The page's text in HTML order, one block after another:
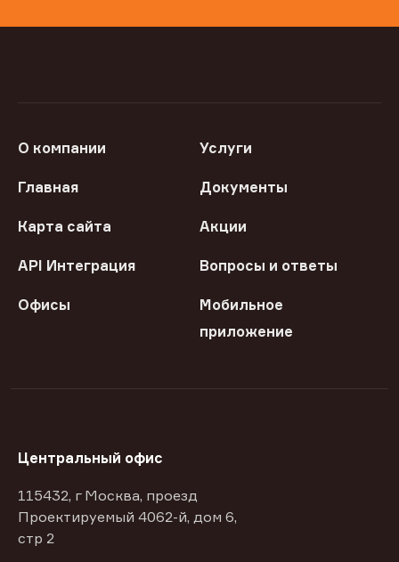
О компании Услуги
Главная Документы
Карта сайта Акции
API Интеграция Вопросы и ответы
Офисы
Мобильное
приложение
Центральный офис
115432, г Москва, проезд
Проектируемый 4062-й, дом 6,
стр 2